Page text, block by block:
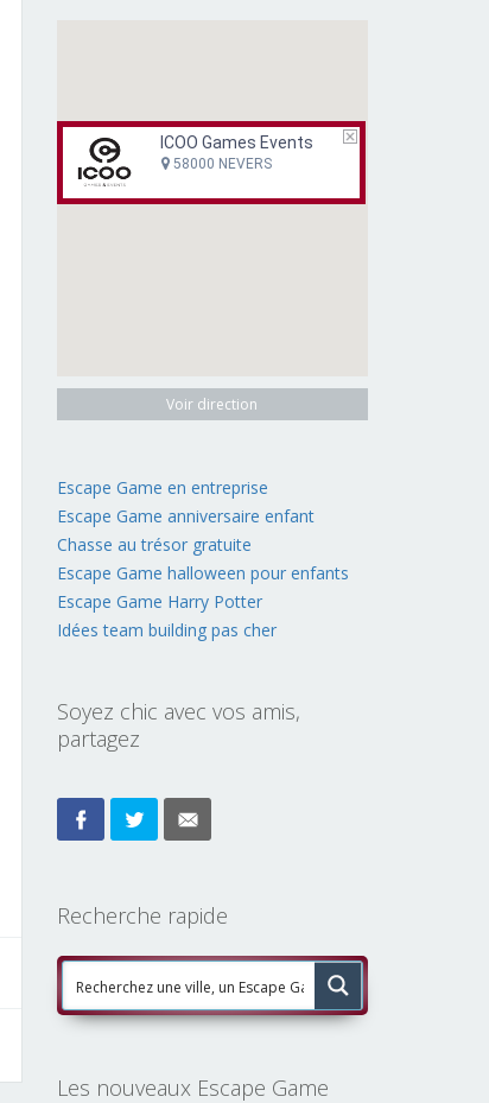
ICOO Games Events
58000 NEVERS
Voir direction
Escape Game en entreprise
Escape Game anniversaire enfant
Chasse au trésor gratuite
Escape Game halloween pour enfants
Escape Game Harry Potter
Idées team building pas cher
Soyez chic avec vos amis,
partagez
Recherche rapide
Les nouveaux Escape Game